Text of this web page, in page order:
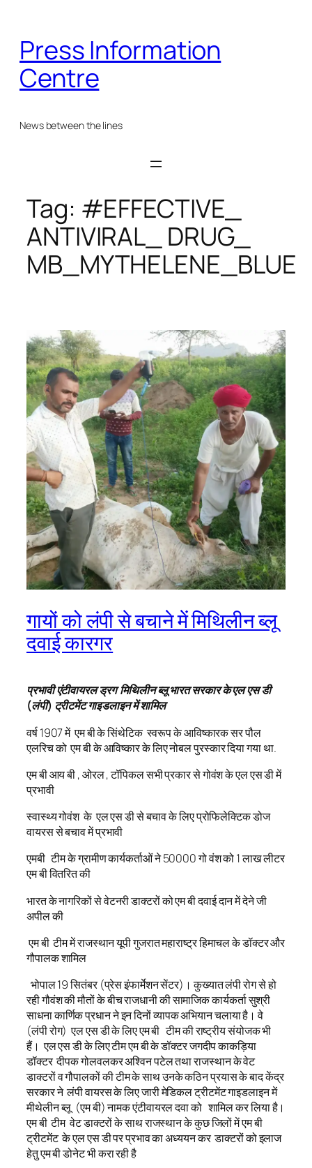
content
Press Information
Centre
News between the lines
Tag: #EFFECTIVE_
ANTIVIRAL_ DRUG_
MB_MYTHELENE_BLUE
गायों को लंपी से बचाने में मिथिलीन ब्लू
दवाई कारगर
प्रभावी एंटीवायरल ड्रग मिथिलीन ब्लू भारत सरकार के एल एस डी
(लंपी) ट्रीटमेंट गाइडलाइन में शामिल
वर्ष 1907 में एम बी के सिंथेटिक स्वरूप के आविष्कारक सर पौल
एलरिच को एम बी के आविष्कार के लिए नोबल पुरस्कार दिया गया था.
एम बी आय बी , ओरल , टॉपिकल सभी प्रकार से गोवंश के एल एस डी में
प्रभावी
स्वास्थ्य गोवंश के एल एस डी से बचाव के लिए प्रोफिलेक्टिक डोज
वायरस से बचाव में प्रभावी
एमबी टीम के ग्रामीण कार्यकर्ताओं ने 50000 गो वंश को 1 लाख लीटर
एम बी वितरित की
भारत के नागरिकों से वेटनरी डाक्टरों को एम बी दवाई दान में देने जी
अपील की
एम बी टीम में राजस्थान यूपी गुजरात महाराष्ट्र हिमाचल के डॉक्टर और
गौपालक शामिल
भोपाल 19 सितंबर (प्रेस इंफार्मेशन सेंटर)। कुख्यात लंपी रोग से हो
रही गौवंश की मौतों के बीच राजधानी की सामाजिक कार्यकर्ता सुश्री
साधना कार्णिक प्रधान ने इन दिनों व्यापक अभियान चलाया है। वे
(लंपी रोग) एल एस डी के लिए एम बी टीम की राष्ट्रीय संयोजक भी
हैं। एल एस डी के लिए टीम एम बी के डॉक्टर जगदीप काकड़िया
डॉक्टर दीपक गोलवलकर अश्विन पटेल तथा राजस्थान के वेट
डाक्टरों व गौपालकों की टीम के साथ उनके कठिन प्रयास के बाद केंद्र
सरकार ने लंपी वायरस के लिए जारी मेडिकल ट्रीटमेंट गाइडलाइन में
मीथेलीन ब्लू (एम बी) नामक एंटीवायरल दवा को शामिल कर लिया है।
एम बी टीम वेट डाक्टरों के साथ राजस्थान के कुछ जिलों में एम बी
ट्रीटमेंट के एल एस डी पर प्रभाव का अध्ययन कर डाक्टरों को इलाज
हेतु एम बी डोनेट भी करा रही है